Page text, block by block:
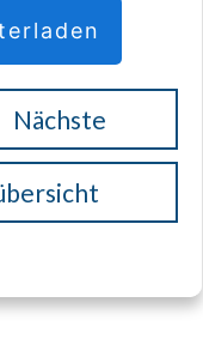
Nächste